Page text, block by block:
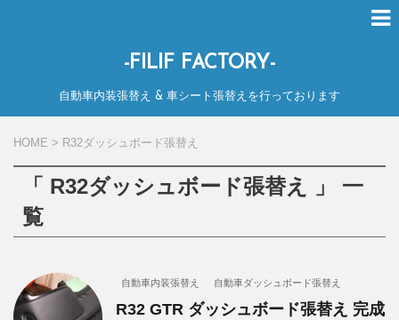
-FILIF FACTORY-
自動車内装張替え & 車シート張替えを行っております
HOME > R32ダッシュボード張替え
「 R32ダッシュボード張替え 」 一
覧
自動車内装張替え 自動車ダッシュボード張替え
R32 GTR ダッシュボード張替え 完成